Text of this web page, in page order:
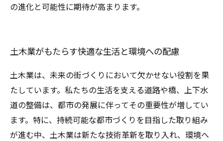
の進化と可能性に期待が高まります。
土木業がもたらす快適な生活と環境への配慮
土木業は、未来の街づくりにおいて欠かせない役割を果
たしています。私たちの生活を支える道路や橋、上下水
道の整備は、都市の発展に伴ってその重要性が増してい
ます。特に、持続可能な都市づくりを目指した取り組み
が進む中、土木業は新たな技術革新を取り入れ、環境へ